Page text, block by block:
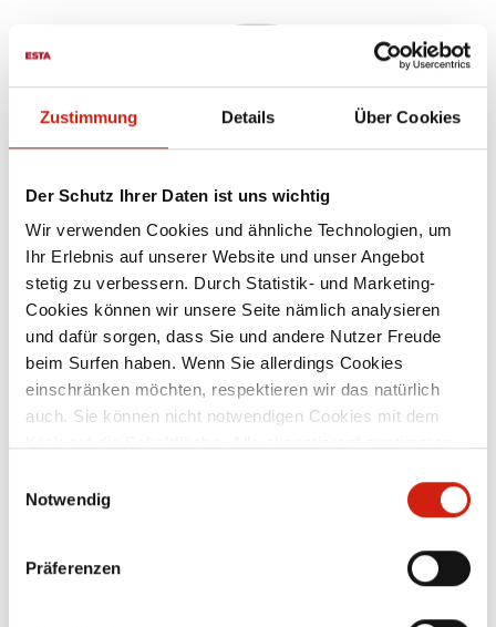
Zustimmung Details Über Cookies
Der Schutz Ihrer Daten ist uns wichtig
Wir verwenden Cookies und ähnliche Technologien, um
Ihr Erlebnis auf unserer Website und unser Angebot
stetig zu verbessern. Durch Statistik- und Marketing-
Cookies können wir unsere Seite nämlich analysieren
und dafür sorgen, dass Sie und andere Nutzer Freude
beim Surfen haben. Wenn Sie allerdings Cookies
einschränken möchten, respektieren wir das natürlich
auch. Sie können nicht notwendigen Cookies mit dem
alle Cookies auswählen.
Notwendig
Präferenzen
8,50 €*
* Preise exkl. MwSt. zzgl. Versandkosten
ø mm
60 - 215
60 - 380 60 - 540
Produktnummer: